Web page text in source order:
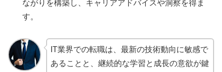
ながりを構築し、キャリアアドバイスや洞察を得ま
す。
IT業界での転職は、最新の技術動向に敏感で
あることと、継続的な学習と成長の意欲が鍵